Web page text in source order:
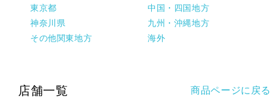
東京都
神奈川県
その他関東地方
中国・四国地方
九州・沖縄地方
海外
店舗一覧 商品ページに戻る